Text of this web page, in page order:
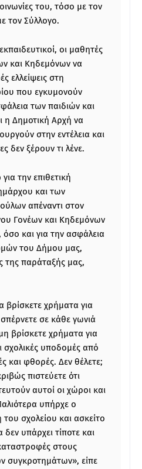
του, τόσο με τον
τον Σύλλογο.
οι μαθητές
και Κηδεμόνων να
ελλείψεις στη
που εγκυμονούν
των παιδιών και
η Δημοτική Αρχή να
στην εντέλεια και
δεν ξέρουν τι λένε.
την επιθετική
και των
απέναντι στον
Γονέων και Κηδεμόνων
και για την ασφάλεια
του Δήμου μας,
της παράταξής μας,
βρίσκετε χρήματα για
σε κάθε γωνιά
βρίσκετε χρήματα για
σχολικές υποδομές από
και φθορές. Δεν θέλετε;
πιστεύετε ότι
αυτοί οι χώροι και
υπήρχε ο
σχολείου και ασκείτο
υπάρχει τίποτε και
στους
συγκροτημάτων», είπε